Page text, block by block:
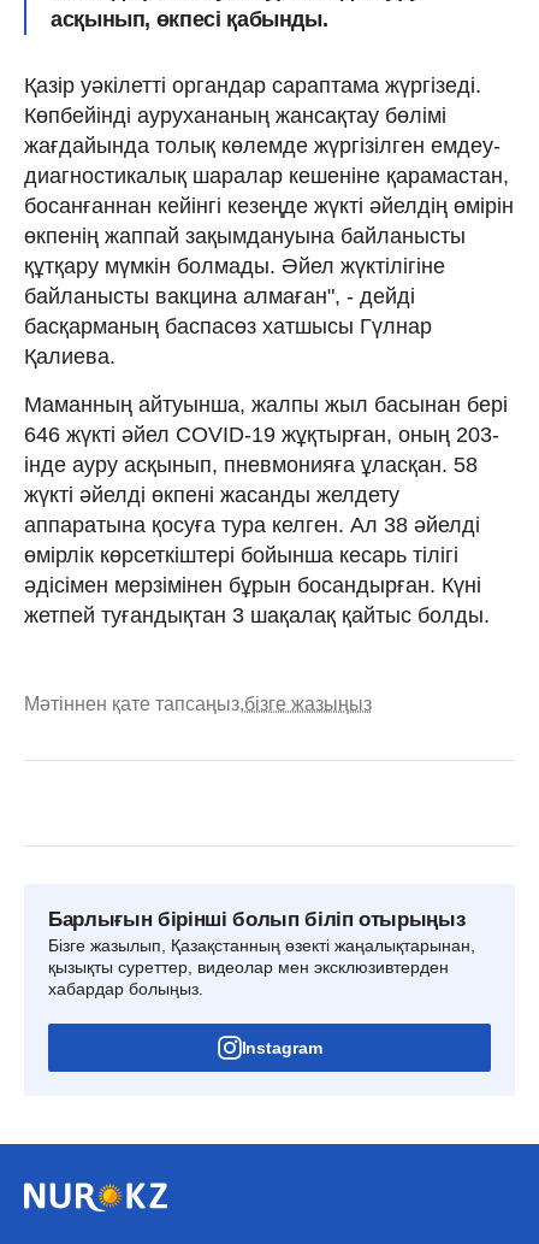
асқынып, өкпесі қабынды.
Қазір уәкілетті органдар сараптама жүргізеді.
Көпбейінді аурухананың жансақтау бөлімі
жағдайында толық көлемде жүргізілген емдеу-
диагностикалық шаралар кешеніне қарамастан,
босанғаннан кейінгі кезеңде жүкті әйелдің өмірін
өкпенің жаппай зақымдануына байланысты
құтқару мүмкін болмады. Әйел жүктілігіне
байланысты вакцина алмаған", - дейді
басқарманың баспасөз хатшысы Гүлнар
Қалиева.
Маманның айтуынша, жалпы жыл басынан бері
646 жүкті әйел COVID-19 жұқтырған, оның 203-
інде ауру асқынып, пневмонияға ұласқан. 58
жүкті әйелді өкпені жасанды желдету
аппаратына қосуға тура келген. Ал 38 әйелді
өмірлік көрсеткіштері бойынша кесарь тілігі
әдісімен мерзімінен бұрын босандырған. Күні
жетпей туғандықтан 3 шақалақ қайтыс болды.
Мәтіннен қате тапсаңыз,бізге жазыңыз
Барлығын бірінші болып біліп отырыңыз
Бізге жазылып, Қазақстанның өзекті жаңалықтарынан,
қызықты суреттер, видеолар мен эксклюзивтерден
хабардар болыңыз.
Instagram